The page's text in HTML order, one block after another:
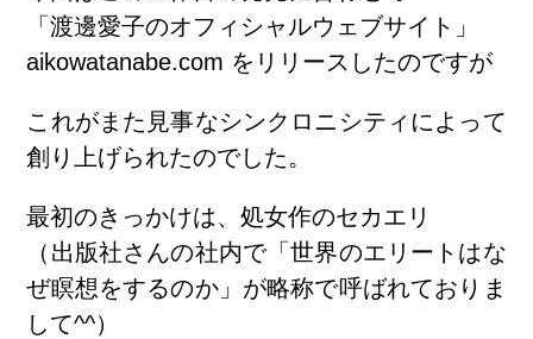
「渡邊愛子のオフィシャルウェブサイト」
aikowatanabe.com をリリースしたのですが
これがまた見事なシンクロニシティによって
創り上げられたのでした。
最初のきっかけは、処女作のセカエリ
（出版社さんの社内で「世界のエリートはな
ぜ瞑想をするのか」が略称で呼ばれておりま
して^^）